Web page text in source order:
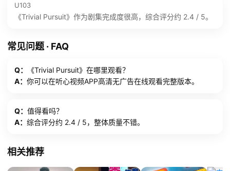
U103
《Trivial Pursuit》作为剧集完成度很高，综合评分约 2.4 / 5。
常见问题 · FAQ
Q：
《Trivial Pursuit》在哪里观看？
A： 你可以在听心视频APP高清无广告在线观看完整版本。
Q： 值得看吗？
A： 综合评分约 2.4 / 5，整体质量不错。
相关推荐